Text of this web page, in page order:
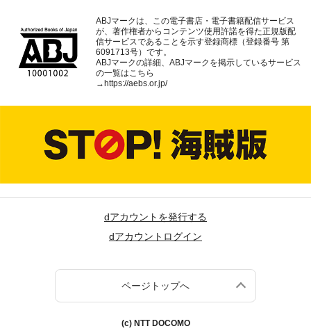
ABJマークは、この電子書店・電子書籍配信サービス
が、著作権者からコンテンツ使用許諾を得た正規版配
信サービスであることを示す登録商標（登録番号 第
6091713号）です。
ABJマークの詳細、ABJマークを掲示しているサービス
の一覧はこちら
→https://aebs.or.jp/
dアカウントを発行する
dアカウントログイン
ページトップへ
(c) NTT DOCOMO